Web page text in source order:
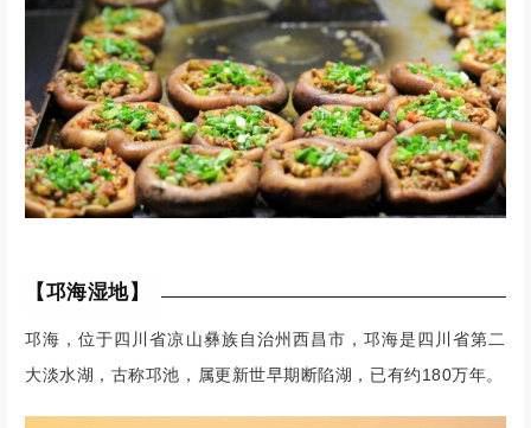
【邛海湿地】
邛海，位于四川省凉山彝族自治州西昌市，邛海是四川省第二
大淡水湖，古称邛池，属更新世早期断陷湖，已有约180万年。